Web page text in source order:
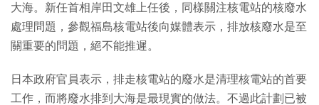
大海。新任首相岸田文雄上任後，同樣關注核電站的核廢水
處理問題，參觀福島核電站後向媒體表示，排放核廢水是至
關重要的問題，絕不能推遲。
日本政府官員表示，排走核電站的廢水是清理核電站的首要
工作，而將廢水排到大海是最現實的做法。不過此計劃已被